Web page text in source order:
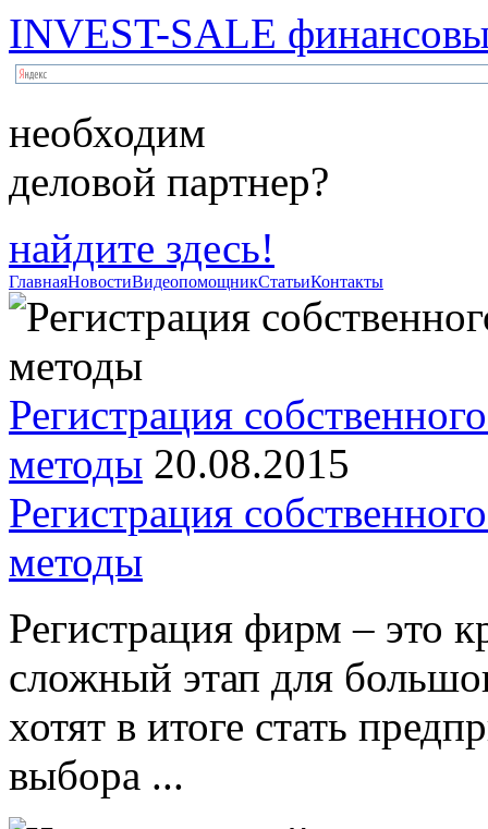
INVEST-SALE
необходим
деловой партнер?
найдите здесь!
ГлавнаяНовостиВидеопомощникСтатьиКонтакты
Регистрация
методы 20.08.2015
Регистрация
методы
Регистрация фирм – это
сложный этап для
хотят в итоге стать
выбора ...